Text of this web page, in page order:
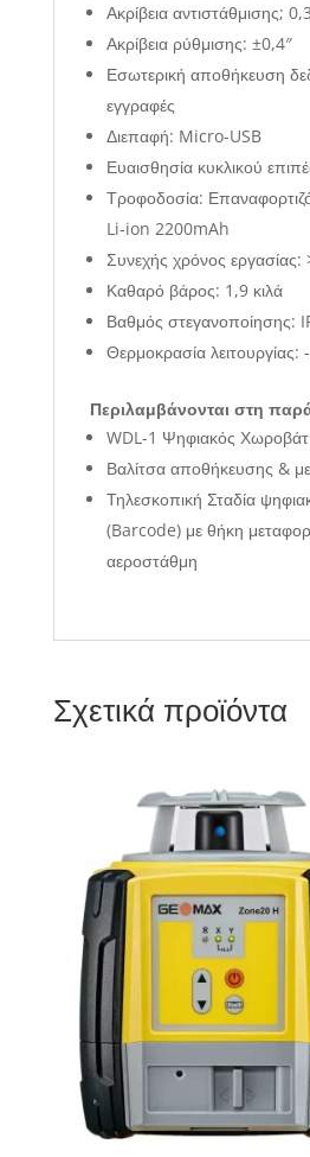
Ακρίβεια αντιστάθμισης;
Ακρίβεια ρύθμισης: ±0,4″
Εσωτερική αποθήκευση
εγγραφές
Διεπαφή: Micro-USB
Ευαισθησία κυκλικού
Τροφοδοσία:
Li-ion 2200mAh
Συνεχής χρόνος
Καθαρό βάρος: 1,9 κιλά
Βαθμός στεγανοποίησης:
Θερμοκρασία λειτουργίας:
Περιλαμβάνονται στη
WDL-1 Ψηφιακός
Βαλίτσα αποθήκευσης &
Τηλεσκοπική Σταδία
(Barcode) με θήκη
αεροστάθμη
Σχετικά προϊόντα